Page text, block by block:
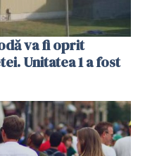
va fi oprit
Unitatea 1 a fost